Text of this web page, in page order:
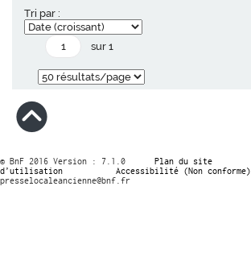
Tri par :
sur 1
© BnF 2016 Version : 7.1.0 Plan du site
d’utilisation
Accessibilité (Non conforme)
presselocaleancienne@bnf.fr